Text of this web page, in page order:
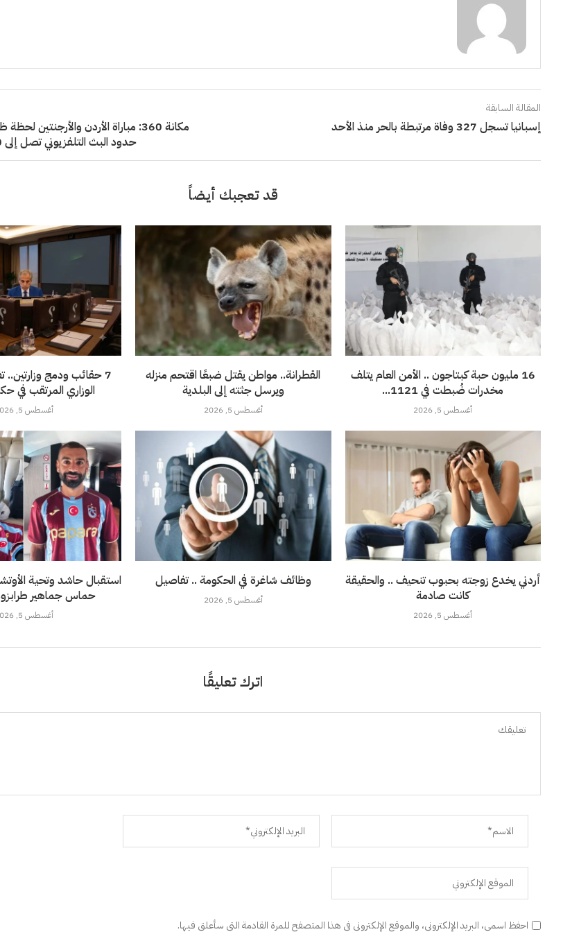
المقالة السابقة
إسبانيا تسجل 327 وفاة مرتبطة بالحر منذ الأحد
مكانة 360: مباراة الأردن والأرجنتين
حدود البث التلفزيوني تصل إلى 500 مليون متابع
قد تعجبك أيضاً
7 حقائب ودمج وزارتين..
الوزاري المرتقب في
أغسطس 5, 2026
القطرانة.. مواطن يقتل ضبعًا اقتحم منزله
ويرسل جثته إلى البلدية
أغسطس 5, 2026
16 مليون حبة كبتاجون .. الأمن العام يتلف
مخدرات ضُبطت في 1121...
أغسطس 5, 2026
استقبال حاشد وتحية
حماس جماهير
أغسطس 5, 2026
وظائف شاغرة في الحكومة .. تفاصيل
أغسطس 5, 2026
أردني يخدع زوجته بحبوب تنحيف .. والحقيقة
كانت صادمة
أغسطس 5, 2026
اترك تعليقًا
احفظ اسمي، البريد الإلكتروني، والموقع الإلكتروني في هذا المتصفح للمرة القادمة التي سأعلق فيها.